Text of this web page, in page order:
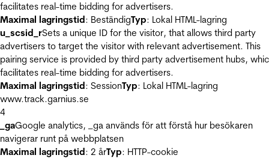
facilitates real-time bidding for advertisers.
Maximal lagringstid: BeständigTyp: Lokal HTML-lagring
u_scsid_rSets a unique ID for the visitor, that allows third party
advertisers to target the visitor with relevant advertisement. This
pairing service is provided by third party advertisement hubs,
facilitates real-time bidding for advertisers.
Maximal lagringstid: SessionTyp: Lokal HTML-lagring
www.track.garnius.se
4
_gaGoogle analytics, _ga används för att förstå hur besökaren
navigerar runt på webbplatsen
Maximal lagringstid: 2 årTyp: HTTP-cookie